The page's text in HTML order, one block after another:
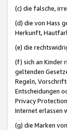
(c) die falsche,
(d) die von Hass
Herkunft,
(e) die
(f) sich an Kinder
geltenden
Regeln,
Entscheidungen
Privacy
Internet erlassen
(g) die Marken